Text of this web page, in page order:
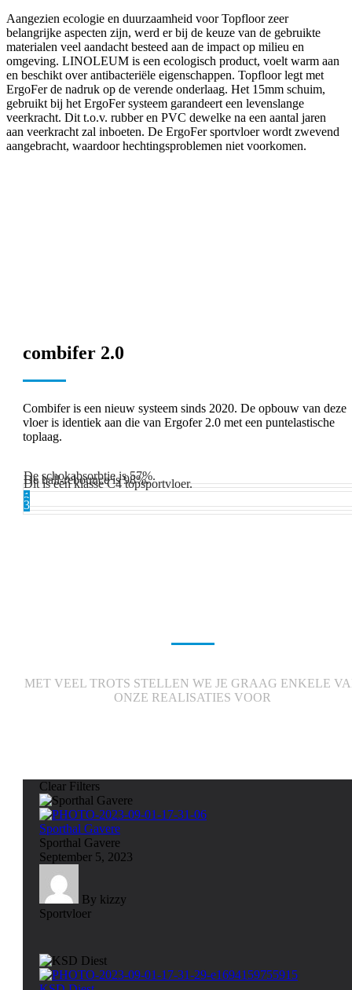
Aangezien ecologie en duurzaamheid voor Topfloor zeer
belangrijke aspecten zijn, werd er bij de keuze van de gebruikte
materialen veel aandacht besteed aan de impact op milieu en
omgeving. LINOLEUM is een ecologisch product, voelt warm aan
en beschikt over antibacteriële eigenschappen. Topfloor legt met
ErgoFer de nadruk op de verende onderlaag. Het 15mm schuim,
gebruikt bij het ErgoFer systeem garandeert een levenslange
veerkracht. Dit t.o.v. rubber en PVC dewelke na een aantal jaren
aan veerkracht zal inboeten. De ErgoFer sportvloer wordt zwevend
aangebracht, waardoor hechtingsproblemen niet voorkomen.
combifer 2.0
Combifer is een nieuw systeem sinds 2020. De opbouw van deze
vloer is identiek aan die van Ergofer 2.0 met een puntelastische
toplaag.
1
De schokabsorbtie is 57%.
2
De ball-rebounce is 98%.
3
Dit is een klasse C4 topsportvloer.
MET VEEL TROTS STELLEN WE JE GRAAG ENKELE
ONZE REALISATIES VOOR
Clear Filters
Sporthal Gavere
Sporthal Gavere
September 5, 2023
By kizzy
Sportvloer